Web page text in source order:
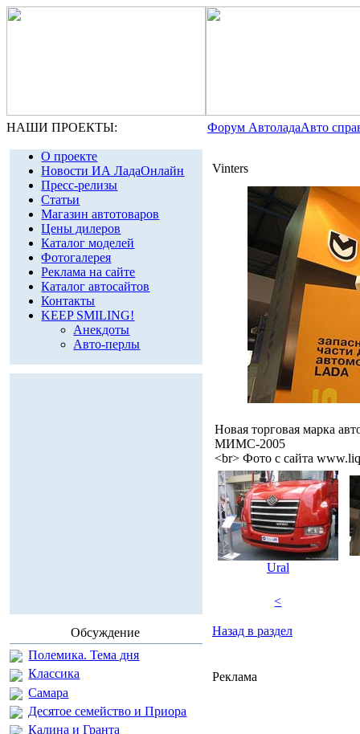
НАШИ ПРОЕКТЫ: Форум АвтоладаАвто
О проекте
Новости ИА ЛадаОнлайн
Пресс-релизы
Статьи
Магазин автотоваров
Цены дилеров
Каталог моделей
Фотогалерея
Реклама на сайте
Каталог автосайтов
Контакты
KEEP SMILING!
Анекдоты
Авто-перлы
Обсуждение
Полемика. Тема дня
Классика
Самара
Десятое семейство и Приора
Калина и Гранта
Vinters
Новая торговая марка
МИМС-2005
<br> Фото с сайта
Ural
<
Назад в раздел
Реклама